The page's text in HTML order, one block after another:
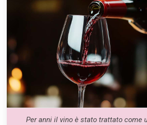
Per anni il vino è stato trattato come